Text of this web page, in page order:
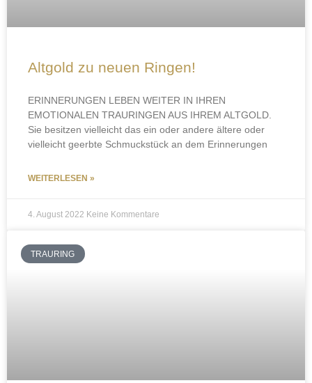
Altgold zu neuen Ringen!
ERINNERUNGEN LEBEN WEITER IN IHREN
EMOTIONALEN TRAURINGEN AUS IHREM ALTGOLD.
Sie besitzen vielleicht das ein oder andere ältere oder
vielleicht geerbte Schmuckstück an dem Erinnerungen
WEITERLESEN »
4. August 2022 Keine Kommentare
TRAURING